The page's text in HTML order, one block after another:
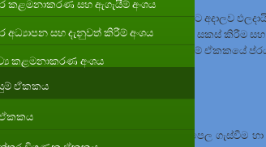
කළමනාකරණ සහ ඇගැයීම් අංශය
අධ්‍යාපන සහ දැනුවත් කිරීම් අංශය
කළමනාකරණ අංශය
ඒකකය
ආරක්ෂා කිරීම හා කළමණාකරනයට අදාලව
හා දිගු කාලීන උපාය මාර්ග හා අරමුණු සකස් කිරීම සහ
පෙල ගැස්වීම හා සම්බන්ධීකරණය සැලසුම් ඒකකයේ
වාර්ෂික වාර්තාව සකස් කිරීම.
මධ්‍යම පරිසර අධිකාරියේ ක්‍රියාකාරකම් පෙල ගැස්වීම හා